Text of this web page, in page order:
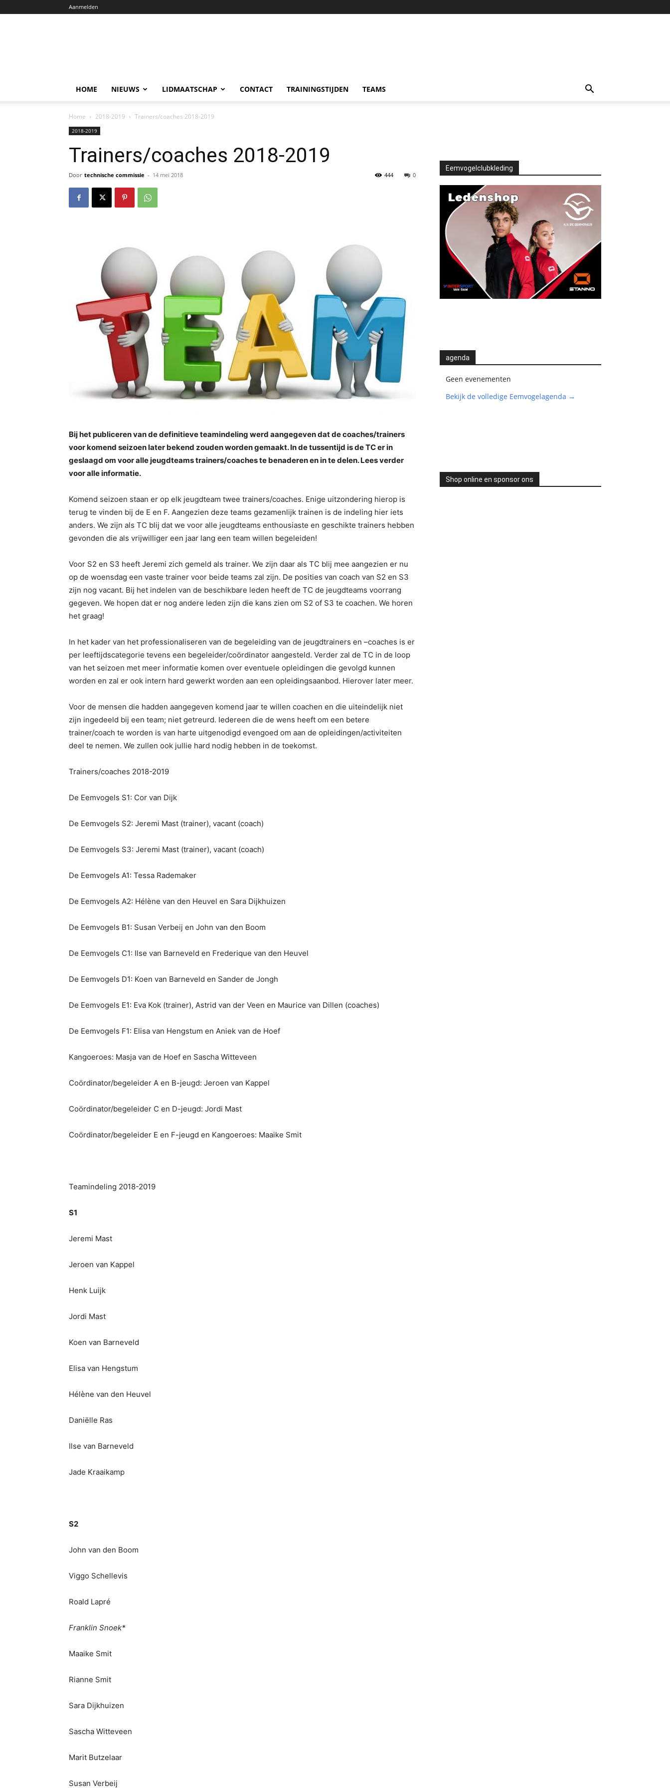
Aanmelden
HOME NIEUWS LIDMAATSCHAP CONTACT TRAININGSTIJDEN TEAMS
Home 2018-2019 Trainers/coaches 2018-2019
2018-2019
Trainers/coaches 2018-2019
Door technische commissie - 14 mei 2018 0
444
Bij het publiceren van de definitieve teamindeling werd aangegeven dat de coaches/trainers
voor komend seizoen later bekend zouden worden gemaakt. In de tussentijd is de TC er in
geslaagd om voor alle jeugdteams trainers/coaches te benaderen en in te delen. Lees verder
voor alle informatie.
Komend seizoen staan er op elk jeugdteam twee trainers/coaches. Enige uitzondering hierop is
terug te vinden bij de E en F. Aangezien deze teams gezamenlijk trainen is de indeling hier iets
anders. We zijn als TC blij dat we voor alle jeugdteams enthousiaste en geschikte trainers hebben
gevonden die als vrijwilliger een jaar lang een team willen begeleiden!
Voor S2 en S3 heeft Jeremi zich gemeld als trainer. We zijn daar als TC blij mee aangezien er nu
op de woensdag een vaste trainer voor beide teams zal zijn. De posities van coach van S2 en S3
zijn nog vacant. Bij het indelen van de beschikbare leden heeft de TC de jeugdteams voorrang
gegeven. We hopen dat er nog andere leden zijn die kans zien om S2 of S3 te coachen. We horen
het graag!
In het kader van het professionaliseren van de begeleiding van de jeugdtrainers en –coaches is er
per leeftijdscategorie tevens een begeleider/coördinator aangesteld. Verder zal de TC in de loop
van het seizoen met meer informatie komen over eventuele opleidingen die gevolgd kunnen
worden en zal er ook intern hard gewerkt worden aan een opleidingsaanbod. Hierover later meer.
Voor de mensen die hadden aangegeven komend jaar te willen coachen en die uiteindelijk niet
zijn ingedeeld bij een team; niet getreurd. Iedereen die de wens heeft om een betere
trainer/coach te worden is van harte uitgenodigd evengoed om aan de opleidingen/activiteiten
deel te nemen. We zullen ook jullie hard nodig hebben in de toekomst.
Trainers/coaches 2018-2019
De Eemvogels S1: Cor van Dijk
De Eemvogels S2: Jeremi Mast (trainer), vacant (coach)
De Eemvogels S3: Jeremi Mast (trainer), vacant (coach)
De Eemvogels A1: Tessa Rademaker
De Eemvogels A2: Hélène van den Heuvel en Sara Dijkhuizen
De Eemvogels B1: Susan Verbeij en John van den Boom
De Eemvogels C1: Ilse van Barneveld en Frederique van den Heuvel
De Eemvogels D1: Koen van Barneveld en Sander de Jongh
De Eemvogels E1: Eva Kok (trainer), Astrid van der Veen en Maurice van Dillen (coaches)
De Eemvogels F1: Elisa van Hengstum en Aniek van de Hoef
Kangoeroes: Masja van de Hoef en Sascha Witteveen
Coördinator/begeleider A en B-jeugd: Jeroen van Kappel
Coördinator/begeleider C en D-jeugd: Jordi Mast
Coördinator/begeleider E en F-jeugd en Kangoeroes: Maaike Smit
Teamindeling 2018-2019
S1
Jeremi Mast
Jeroen van Kappel
Henk Luijk
Jordi Mast
Koen van Barneveld
Elisa van Hengstum
Hélène van den Heuvel
Daniëlle Ras
Ilse van Barneveld
Jade Kraaikamp
S2
John van den Boom
Viggo Schellevis
Roald Lapré
Franklin Snoek*
Maaike Smit
Rianne Smit
Sara Dijkhuizen
Sascha Witteveen
Marit Butzelaar
Susan Verbeij
Eemvogelclubkleding
agenda
Geen evenementen
Bekijk de volledige Eemvogelagenda →
Shop online en sponsor ons